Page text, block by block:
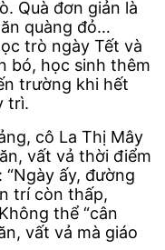
Quà đơn giản là
quàng đỏ…
trò ngày Tết và
bó, học sinh thêm
trường khi hết
trì.
cô La Thị Mây
vất vả thời điểm
ấy, đường
trí còn thấp,
thể “cân
vất vả mà giáo